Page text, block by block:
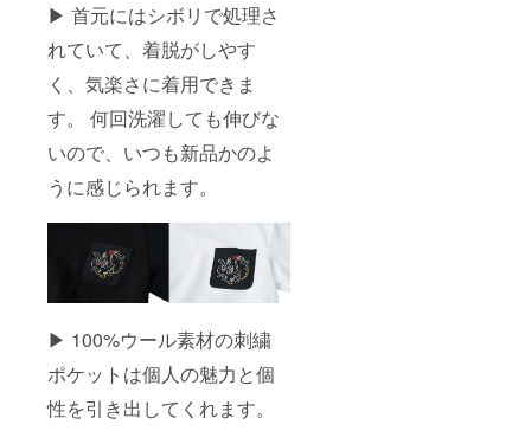
▶ 首元にはシボリで処理さ
れていて、着脱がしやす
く、気楽さに着用できま
す。 何回洗濯しても伸びな
いので、いつも新品かのよ
うに感じられます。
▶ 100%ウール素材の刺繍
ポケットは個人の魅力と個
性を引き出してくれます。